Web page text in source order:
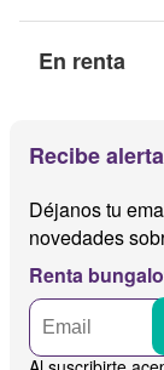
En renta
Recibe
Déjanos tu
novedades
Renta